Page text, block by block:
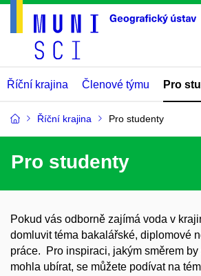
Říční krajina Členové týmu Pro
Říční krajina Pro studenty
Pro studenty
Pokud vás odborně zajímá voda v
domluvit téma bakalářské, diplomové
práce. Pro inspiraci, jakým směrem
mohla ubírat, se můžete podívat na